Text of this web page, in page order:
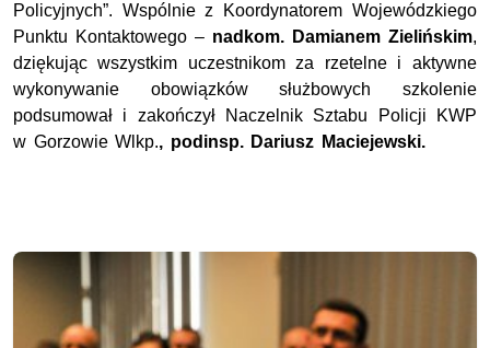
Policyjnych”. Wspólnie z Koordynatorem Wojewódzkiego
Punktu Kontaktowego – nadkom. Damianem Zielińskim,
dziękując wszystkim uczestnikom za rzetelne i aktywne
wykonywanie obowiązków służbowych szkolenie
podsumował i zakończył Naczelnik Sztabu Policji KWP
w Gorzowie Wlkp., podinsp. Dariusz Maciejewski.